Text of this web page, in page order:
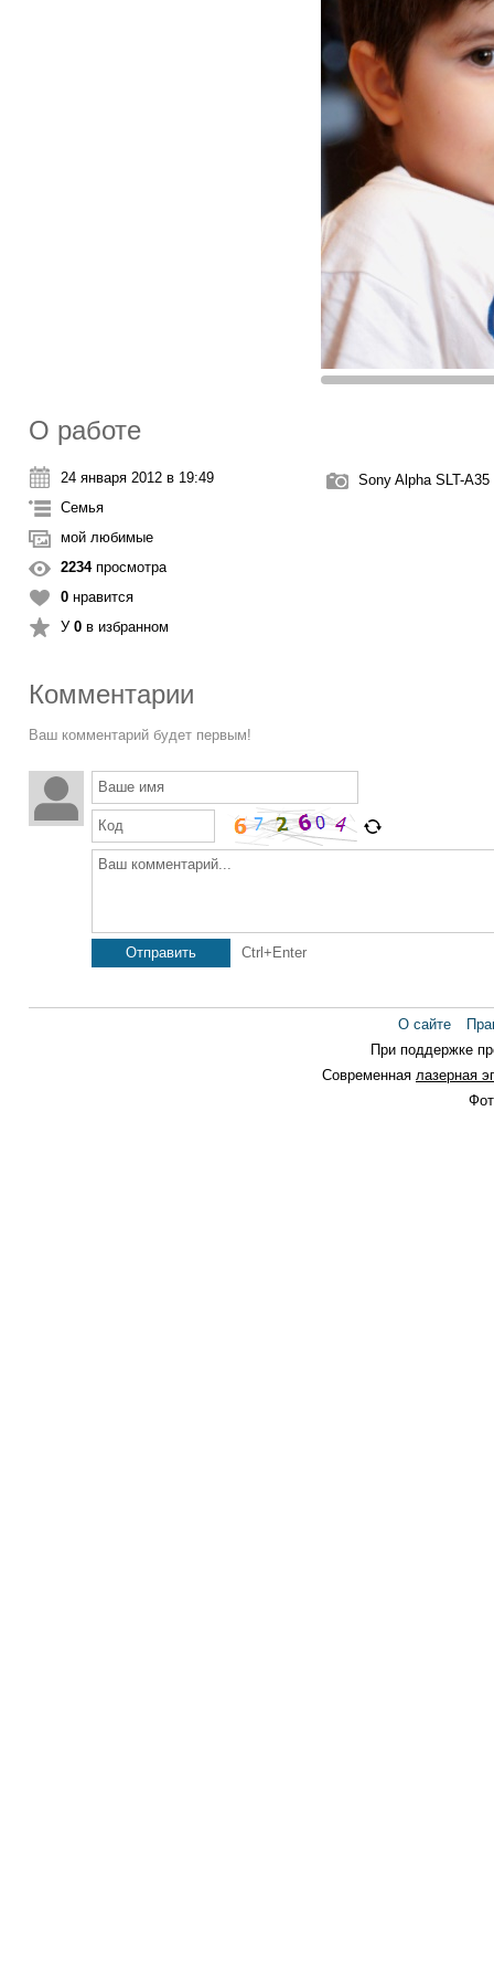
О работе
24 января 2012 в 19:49
Семья
мой любимые
2234просмотра
0 нравится
У 0 в избранном
Sony Alpha SLT-A35
Комментарии
Ваш комментарий будет первым!
Ваше имя
Код
Ваш комментарий...
Отправить Ctrl+Enter
О сайте
При поддержке
Современная лазерная